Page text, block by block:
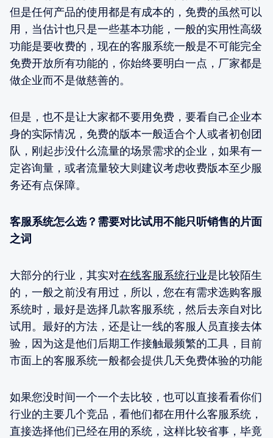
但是任何产品的使用都是有成本的，免费的虽然可以
用，当估计也只是一些基本功能，一般的实用性高级
功能是要收费的，现在的客服系统一般是不可能完全
免费开放所有功能的，你始终要明白一点，厂家都是
做企业而不是做慈善的。
但是，也不是让大家都不要用免费，要看自己企业本
身的实际情况，免费的版本一般适合个人或者初创团
队，刚起步没什么流量的场景需求的企业，如果有一
定咨询量，或者流量较大则建议考虑收费版本至少服
务还有点保障。
客服系统怎么选？需要对比试用不能只听销售的片面
之词
大部分的行业，其实对在线客服系统行业是比较陌生
的，一般之前没有用过，所以，您在有需求选购客服
系统时，最好是选择几款客服系统，然后去亲自对比
试用。最好的方法，还是让一线的客服人员直接去体
验，因为这是他们后期工作接触最频繁的工具，目前
市面上的客服系统一般都会提供几天免费体验的功能
如果您没时间一个一个去比较，也可以直接看看你们
行业的主要几个竞品，看他们都在用什么客服系统，
直接选择他们已经在用的系统，这样比较省事，毕竟